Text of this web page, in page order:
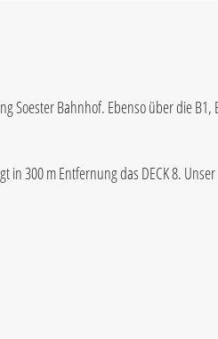
Soester Bahnhof. Ebenso über die
300 m Entfernung das DECK 8.